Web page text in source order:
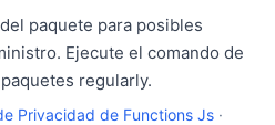
paquete para posibles
Ejecute el comando de
regularly.
Privacidad de Functions Js ·